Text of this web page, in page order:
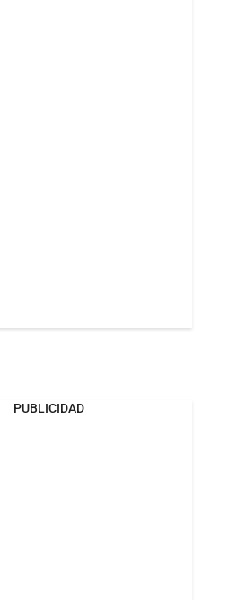
PUBLICIDAD